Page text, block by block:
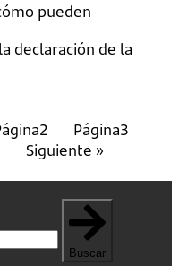
pueden
declaración de la
2 Página3
Siguiente »
Buscar